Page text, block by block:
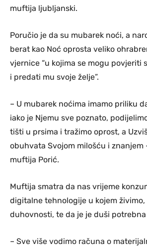
muftija ljubljanski.
Poručio je da su mubarek noći, a
berat kao Noć oprosta veliko
vjernice “u kojima se mogu povjeriti
i predati mu svoje želje”.
– U mubarek noćima imamo priliku
iako je Njemu sve poznato,
tišti u prsima i tražimo oprost, a
obuhvata Svojom milošću i znanjem
muftija Porić.
Muftija smatra da nas vrijeme
digitalne tehnologije u kojem živimo,
duhovnosti, te da je je duši potrebna
– Sve više vodimo računa o